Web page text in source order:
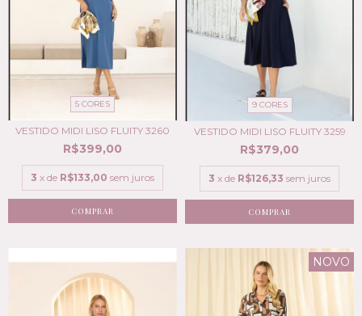
5 CORES
VESTIDO MIDI LISO FLUITY 3260
R$399,00
3 x de R$133,00 sem juros
COMPRAR
9 CORES
VESTIDO MIDI LISO FLUITY 3259
R$379,00
3 x de R$126,33 sem juros
COMPRAR
NOVO